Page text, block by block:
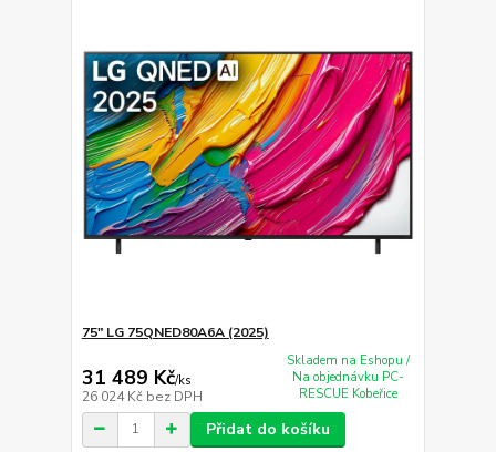
75" LG 75QNED80A6A (2025)
31 489 Kč/ks
26 024 Kč bez DPH
Skladem na Eshopu /
Na objednávku PC-
RESCUE Kobeřice
Přidat do košíku